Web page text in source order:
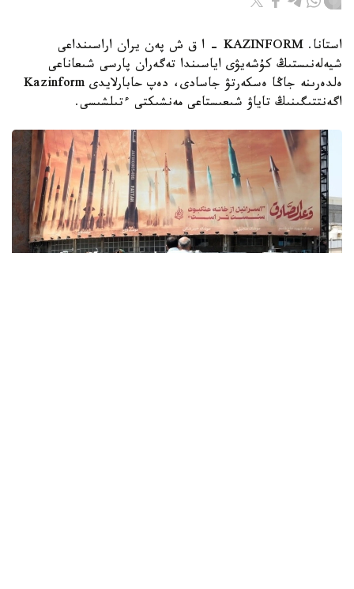
استانا. KAZINFORM - ا ق ش پەن يران اراسىنداعى
شيەلەنىستىڭ كۇشەيۋى اياسىندا تەگەران پارسى شىعاناعى
ەلدەرىنە جاڭا ەسكەرتۋ جاسادى، دەپ حابارلايدى Kazinform
اگەنتتىگىنىڭ تاياۋ شىعىستاعى مەنشىكتى ءتىلشىسى.